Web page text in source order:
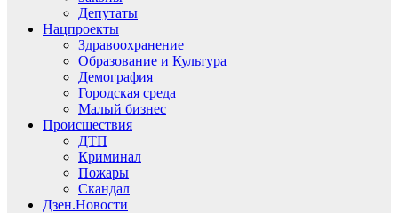
Депутаты
Нацпроекты
Здравоохранение
Образование и Культура
Демография
Городская среда
Малый бизнес
Происшествия
ДТП
Криминал
Пожары
Скандал
Дзен.Новости